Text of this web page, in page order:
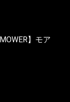
】モア